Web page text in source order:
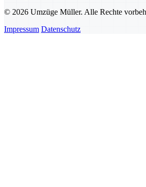
© 2026 Umzüge Müller. Alle Rechte
Impressum Datenschutz